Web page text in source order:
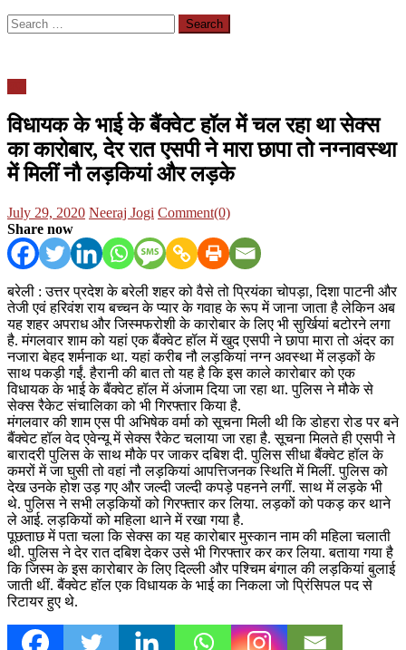
Search
for:
विधायक के भाई के बैंक्वेट हॉल में चल रहा था सेक्स
का कारोबार, देर रात एसपी ने मारा छापा तो नग्नावस्था
में मिलीं नौ लड़कियां और लड़के
Posted
on
July 29, 2020 Author
Neeraj Jogi Comment(0)
Share now
बरेली : उत्तर प्रदेश के बरेली शहर को वैसे तो प्रियंका चोपड़ा, दिशा पाटनी और
तेजी एवं हरिवंश राय बच्चन के प्यार के गवाह के रूप में जाना जाता है लेकिन अब
यह शहर अपराध और जिस्मफरोशी के कारोबार के लिए भी सुर्खियां बटोरने लगा
है. मंगलवार शाम को यहां एक बैंक्वेट हॉल में खुद एसपी ने छापा मारा तो अंदर का
नजारा बेहद शर्मनाक था. यहां करीब नौ लड़कियां नग्न अवस्था में लड़कों के
साथ पकड़ी गईं. हैरानी की बात तो यह है कि इस काले कारोबार को एक
विधायक के भाई के बैंक्वेट हॉल में अंजाम दिया जा रहा था. पुलिस ने मौके से
सेक्स रैकेट संचालिका को भी गिरफ्तार किया है.
मंगलवार की शाम एस पी अभिषेक वर्मा को सूचना मिली थी कि डोहरा रोड पर बने
बैंक्वेट हॉल वेद एवेन्यू में सेक्स रैकेट चलाया जा रहा है. सूचना मिलते ही एसपी ने
बारादरी पुलिस के साथ मौके पर जाकर दबिश दी. पुलिस सीधा बैंक्वेट हॉल के
कमरों में जा घुसी तो वहां नौ लड़कियां आपत्तिजनक स्थिति में मिलीं. पुलिस को
देख उनके होश उड़ गए और जल्दी जल्दी कपड़े पहनने लगीं. साथ में लड़के भी
थे. पुलिस ने सभी लड़कियों को गिरफ्तार कर लिया. लड़कों को पकड़ कर थाने
ले आई. लड़कियों को महिला थाने में रखा गया है.
पूछताछ में पता चला कि सेक्स का यह कारोबार मुस्कान नाम की महिला चलाती
थी. पुलिस ने देर रात दबिश देकर उसे भी गिरफ्तार कर कर लिया. बताया गया है
कि जिस्म के इस कारोबार के लिए दिल्ली और पश्चिम बंगाल की लड़कियां बुलाई
जाती थीं. बैंक्वेट हॉल एक विधायक के भाई का निकला जो प्रिंसिपल पद से
रिटायर हुए थे.